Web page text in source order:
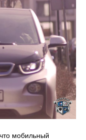
мобильный